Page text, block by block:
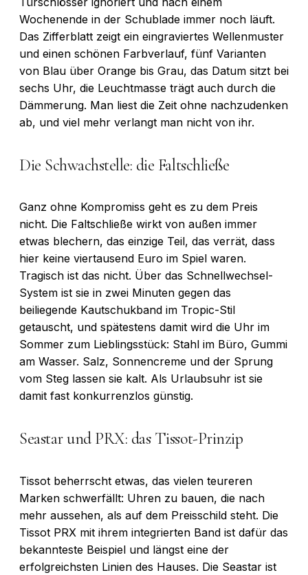
Wochenende in der Schublade immer noch läuft.
Das Zifferblatt zeigt ein eingraviertes Wellenmuster
und einen schönen Farbverlauf, fünf Varianten
von Blau über Orange bis Grau, das Datum sitzt bei
sechs Uhr, die Leuchtmasse trägt auch durch die
Dämmerung. Man liest die Zeit ohne nachzudenken
ab, und viel mehr verlangt man nicht von ihr.
Die Schwachstelle: die Faltschließe
Ganz ohne Kompromiss geht es zu dem Preis
nicht. Die Faltschließe wirkt von außen immer
etwas blechern, das einzige Teil, das verrät, dass
hier keine viertausend Euro im Spiel waren.
Tragisch ist das nicht. Über das Schnellwechsel-
System ist sie in zwei Minuten gegen das
beiliegende Kautschukband im Tropic-Stil
getauscht, und spätestens damit wird die Uhr im
Sommer zum Lieblingsstück: Stahl im Büro, Gummi
am Wasser. Salz, Sonnencreme und der Sprung
vom Steg lassen sie kalt. Als Urlaubsuhr ist sie
damit fast konkurrenzlos günstig.
Seastar und PRX: das Tissot-Prinzip
Tissot beherrscht etwas, das vielen teureren
Marken schwerfällt: Uhren zu bauen, die nach
mehr aussehen, als auf dem Preisschild steht. Die
Tissot PRX mit ihrem integrierten Band ist dafür das
bekannteste Beispiel und längst eine der
erfolgreichsten Linien des Hauses. Die Seastar ist